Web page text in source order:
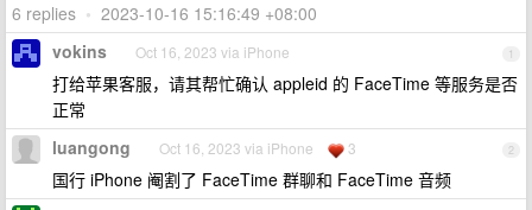
6 replies • 2023-10-16 15:16:49 +08:00
1
vokins Oct 16, 2023 via iPhone
打给苹果客服，请其帮忙确认 appleid 的 FaceTime 等服务是否
正常
2
luangong Oct 16, 2023 via iPhone 3
国行 iPhone 阉割了 FaceTime 群聊和 FaceTime 音频